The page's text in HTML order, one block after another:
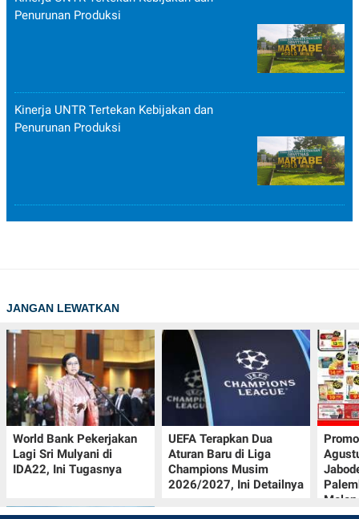
Penurunan Produksi
Kinerja UNTR Tertekan Kebijakan dan
Penurunan Produksi
JANGAN LEWATKAN
World Bank Pekerjakan
Lagi Sri Mulyani di
IDA22, Ini Tugasnya
UEFA Terapkan Dua
Aturan Baru di Liga
Champions Musim
2026/2027, Ini Detailnya